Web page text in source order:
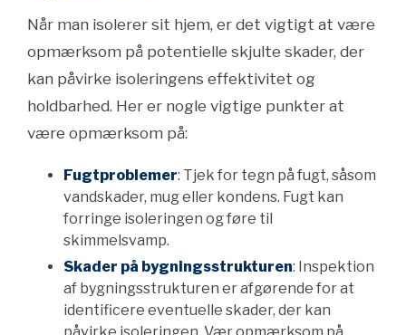
Når man isolerer sit hjem, er det vigtigt at være
opmærksom på potentielle skjulte skader, der
kan påvirke isoleringens effektivitet og
holdbarhed. Her er nogle vigtige punkter at
være opmærksom på:
Fugtproblemer: Tjek for tegn på fugt, såsom
vandskader, mug eller kondens. Fugt kan
forringe isoleringen og føre til
skimmelsvamp.
Skader på bygningsstrukturen: Inspektion
af bygningsstrukturen er afgørende for at
identificere eventuelle skader, der kan